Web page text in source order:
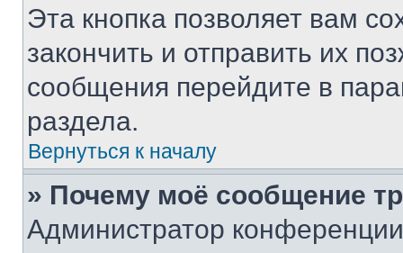
Эта кнопка позволяет вам
закончить и отправить их
сообщения перейдите в
раздела.
Вернуться к началу
» Почему моё сообщение
Администратор